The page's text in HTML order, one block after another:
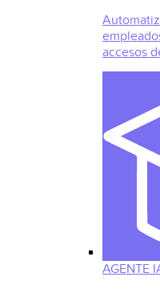
accesos
AGENTE